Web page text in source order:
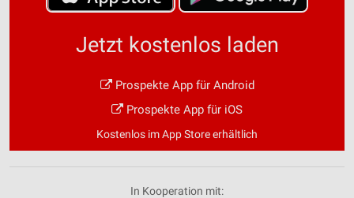
Jetzt kostenlos laden
Prospekte App für Android
Prospekte App für iOS
Kostenlos im App Store erhältlich
In Kooperation mit: